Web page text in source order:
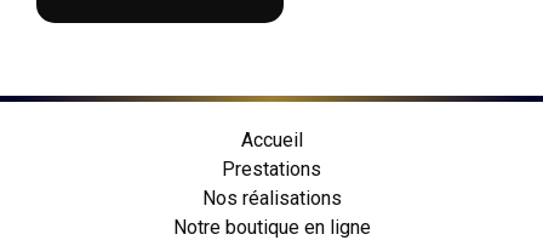
Accueil
Prestations
Nos réalisations
Notre boutique en ligne